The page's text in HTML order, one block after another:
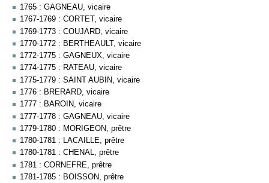
1765 : GAGNEAU, vicaire
1767-1769 : CORTET, vicaire
1769-1773 : COUJARD, vicaire
1770-1772 : BERTHEAULT, vicaire
1772-1775 : GAGNEUX, vicaire
1774-1775 : RATEAU, vicaire
1775-1779 : SAINT AUBIN, vicaire
1776 : BRERARD, vicaire
1777 : BAROIN, vicaire
1777-1778 : GAGNEAU, vicaire
1779-1780 : MORIGEON, prêtre
1780-1781 : LACAILLE, prêtre
1780-1781 : CHENAL, prêtre
1781 : CORNEFRE, prêtre
1781-1785 : BOISSON, prêtre